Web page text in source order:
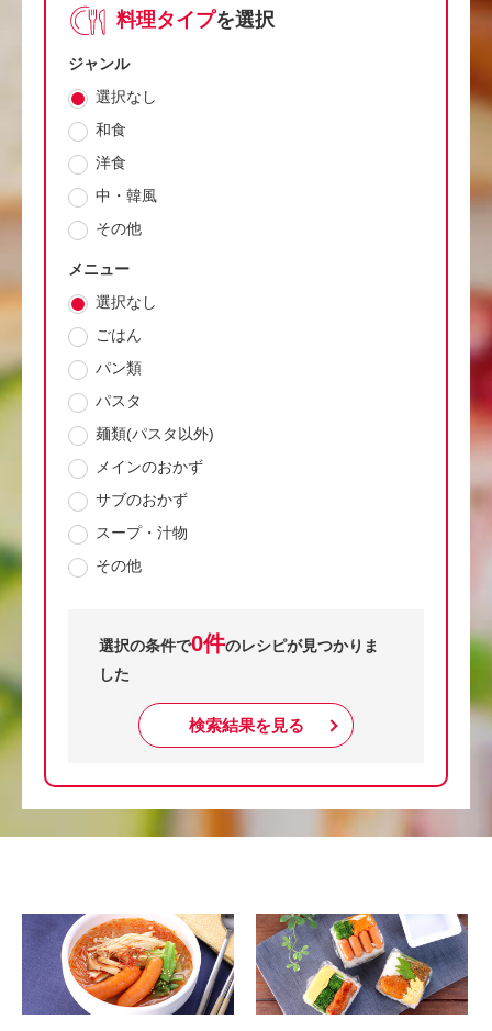
料理タイプを選択
ジャンル
選択なし
和食
洋食
中・韓風
その他
メニュー
選択なし
ごはん
パン類
パスタ
麺類(パスタ以外)
メインのおかず
サブのおかず
スープ・汁物
その他
選択の条件で0件のレシピが見つかりま
した
検索結果を見る